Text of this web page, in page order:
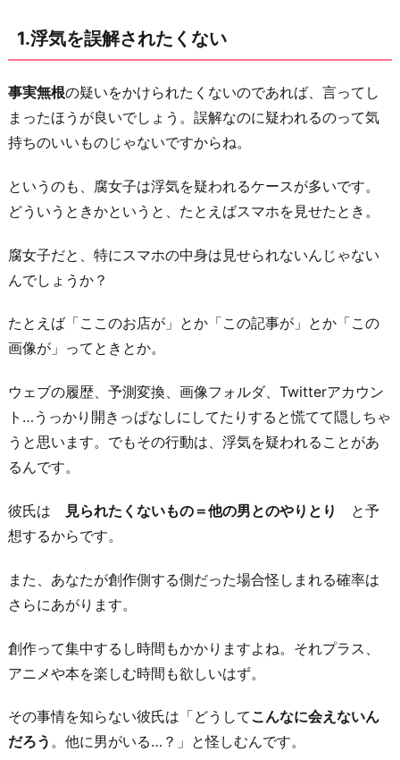
に
暮
ら
し
た
3.
秘
密
を
え
て
こ
と
が
苦
い、
疲
る
最
近
味
を
1.浮気を誤解されたくない
事実無根の疑いをかけられたくないのであれば、言ってし
まったほうが良いでしょう。誤解なのに疑われるのって気
持ちのいいものじゃないですからね。
というのも、腐女子は浮気を疑われるケースが多いです。
どういうときかというと、たとえばスマホを見せたとき。
腐女子だと、特にスマホの中身は見せられないんじゃない
んでしょうか？
たとえば「ここのお店が」とか「この記事が」とか「この
画像が」ってときとか。
ウェブの履歴、予測変換、画像フォルダ、Twitterアカウン
ト…うっかり開きっぱなしにしてたりすると慌てて隠しちゃ
うと思います。でもその行動は、浮気を疑われることがあ
るんです。
彼氏は 見られたくないもの＝他の男とのやりとり
と予
想するからです。
また、あなたが創作側する側だった場合怪しまれる確率は
さらにあがります。
創作って集中するし時間もかかりますよね。それプラス、
アニメや本を楽しむ時間も欲しいはず。
その事情を知らない彼氏は「どうして こんなに会えないん
だろう 。他に男がいる…？」と怪しむんです。